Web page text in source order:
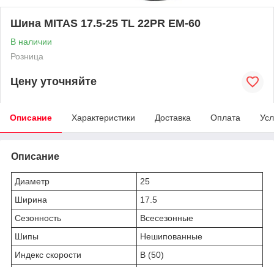
Шина MITAS 17.5-25 TL 22PR EM-60
В наличии
Розница
Цену уточняйте
Описание Характеристики Доставка Оплата
Описание
Диаметр
25
Ширина
17.5
Сезонность
Всесезонные
Шипы
Нешипованные
Индекс скорости
B (50)